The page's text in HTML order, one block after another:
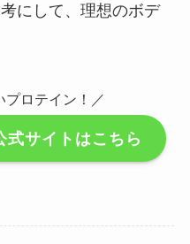
にして、理想のボデ
プロテイン！／
式サイトはこちら